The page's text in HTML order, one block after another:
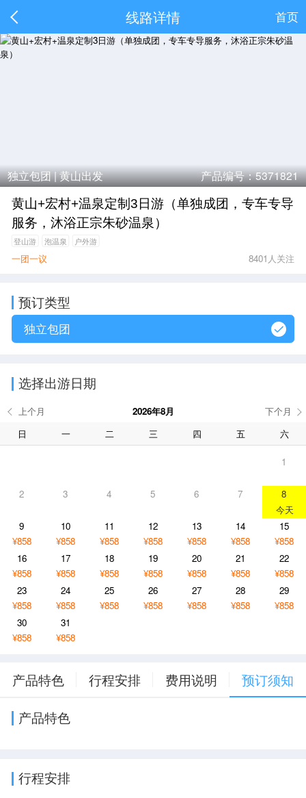
线路详情 首页
独立包团 |黄山出发 产品编号：5371821
黄山+宏村+温泉定制3日游（单独成团，专车专导
服务，沐浴正宗朱砂温泉）
登山游 泡温泉 户外游
一团一议 8401人关注
预订类型
独立包团
选择出游日期
2026年8月
日
一 二 三 四 五 六
1
2 3 4 5 6 7 8
9
¥858
10
¥858
11
¥858
12
¥858
13
¥858
14
¥858
15
¥858
16
¥858
17
¥858
18
¥858
19
¥858
20
¥858
21
¥858
22
¥858
23
¥858
24
¥858
25
¥858
26
¥858
27
¥858
28
¥858
29
¥858
30
¥858
31
¥858
产品特色 行程安排 费用说明 预订须知
产品特色
行程安排